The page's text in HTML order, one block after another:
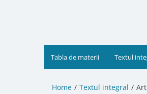
Tabla de materii Textul
Home Textul integral